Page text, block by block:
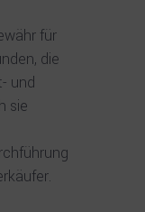
für
die
und
sie